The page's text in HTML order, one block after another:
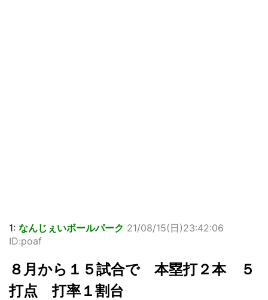
1: なんじぇいボールパーク 21/08/15(日)23:42:06
ID:poaf
８月から１５試合で 本塁打２本 ５
打点 打率１割台